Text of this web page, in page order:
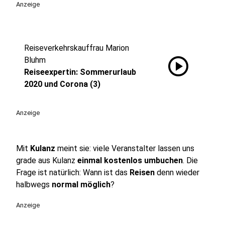
Anzeige
Reiseverkehrskauffrau Marion
Bluhm
Reiseexpertin: Sommerurlaub
2020 und Corona (3)
play_circle
Anzeige
Mit Kulanz meint sie: viele Veranstalter lassen uns
grade aus Kulanz einmal kostenlos umbuchen. Die
Frage ist natürlich: Wann ist das Reisen denn wieder
halbwegs normal möglich?
Anzeige